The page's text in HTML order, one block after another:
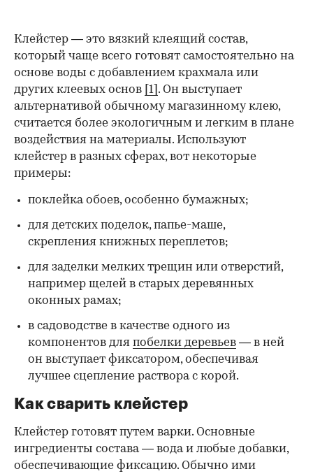
00:00 / 00:00
Клейстер — это вязкий клеящий состав,
который чаще всего готовят самостоятельно на
основе воды с добавлением крахмала или
других клеевых основ [1] . Он выступает
альтернативой обычному магазинному клею,
считается более экологичным и легким в плане
воздействия на материалы. Используют
клейстер в разных сферах, вот некоторые
примеры:
поклейка обоев, особенно бумажных;
для детских поделок, папье-маше,
скрепления книжных переплетов;
для заделки мелких трещин или отверстий,
например щелей в старых деревянных
оконных рамах;
в садоводстве в качестве одного из
компонентов для побелки деревьев — в ней
он выступает фиксатором, обеспечивая
лучшее сцепление раствора с корой.
Как сварить клейстер
Клейстер готовят путем варки. Основные
ингредиенты состава — вода и любые добавки,
обеспечивающие фиксацию. Обычно ими